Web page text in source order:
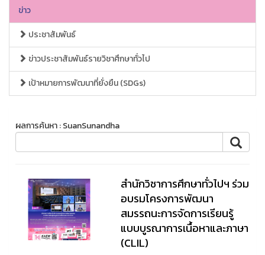
ข่าว
ประชาสัมพันธ์
ข่าวประชาสัมพันธ์รายวิชาศึกษาทั่วไป
เป้าหมายการพัฒนาที่ยั่งยืน (SDGs)
ผลการค้นหา : SuanSunandha
สำนักวิชาการศึกษาทั่วไปฯ ร่วม
อบรมโครงการพัฒนา
สมรรถนะการจัดการเรียนรู้
แบบบูรณาการเนื้อหาและภาษา
(CLIL)